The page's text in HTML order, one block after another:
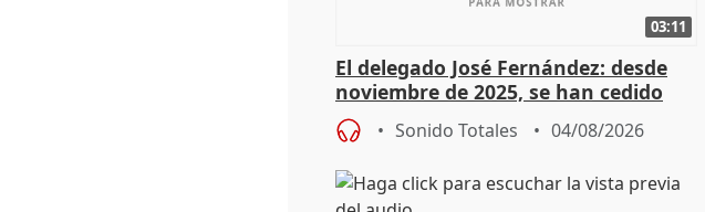
03:11
El delegado José Fernández: desde
noviembre de 2025, se han cedido
9.810 ayudas por nacimiento
Sonido Totales 04/08/2026